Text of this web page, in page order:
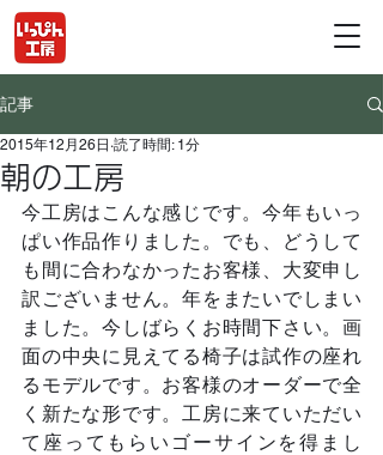
記事
朝の工房
2015年12月26日 読了時間: 1分
今工房はこんな感じです。今年もいっ
ぱい作品作りました。でも、どうして
も間に合わなかったお客様、大変申し
訳ございません。年をまたいでしまい
ました。今しばらくお時間下さい。画
面の中央に見えてる椅子は試作の座れ
るモデルです。お客様のオーダーで全
く新たな形です。工房に来ていただい
て座ってもらいゴーサインを得まし